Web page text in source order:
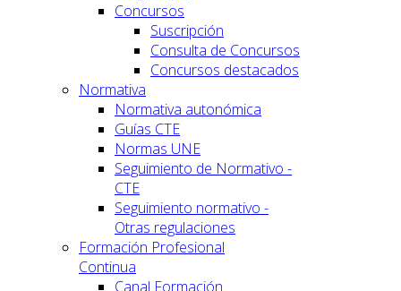
Concursos
Suscripción
Consulta de Concursos
Concursos destacados
Normativa
Normativa autonómica
Guías CTE
Normas UNE
Seguimiento de Normativo -
CTE
Seguimiento normativo -
Otras regulaciones
Formación Profesional
Continua
Canal Formación